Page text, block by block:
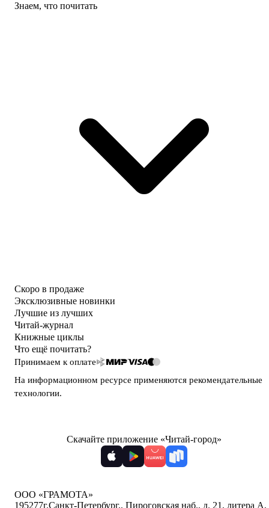
Знаем, что почитать
Скоро в продаже
Эксклюзивные новинки
Лучшие из лучших
Читай-журнал
Книжные циклы
Что ещё почитать?
Принимаем к оплате
На информационном ресурсе применяются рекомендательные
технологии.
Скачайте приложение «Читай-город»
ООО «ГРАМОТА»
195277г.Санкт-Петербург,, Пироговская наб., д. 21, литера А,